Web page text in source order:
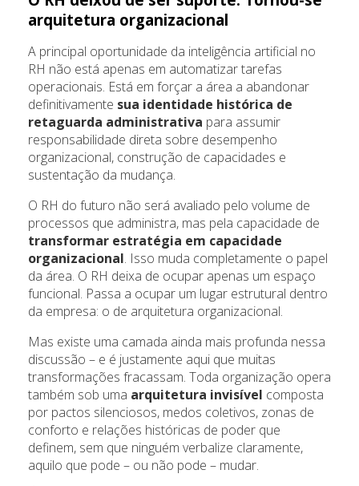
arquitetura organizacional
A principal oportunidade da inteligência artificial no
RH não está apenas em automatizar tarefas
operacionais. Está em forçar a área a abandonar
definitivamente sua identidade histórica de
retaguarda administrativa para assumir
responsabilidade direta sobre desempenho
organizacional, construção de capacidades e
sustentação da mudança.
O RH do futuro não será avaliado pelo volume de
processos que administra, mas pela capacidade de
transformar estratégia em capacidade
organizacional. Isso muda completamente o papel
da área. O RH deixa de ocupar apenas um espaço
funcional. Passa a ocupar um lugar estrutural dentro
da empresa: o de arquitetura organizacional.
Mas existe uma camada ainda mais profunda nessa
discussão – e é justamente aqui que muitas
transformações fracassam. Toda organização opera
também sob uma arquitetura invisível composta
por pactos silenciosos, medos coletivos, zonas de
conforto e relações históricas de poder que
definem, sem que ninguém verbalize claramente,
aquilo que pode – ou não pode – mudar.